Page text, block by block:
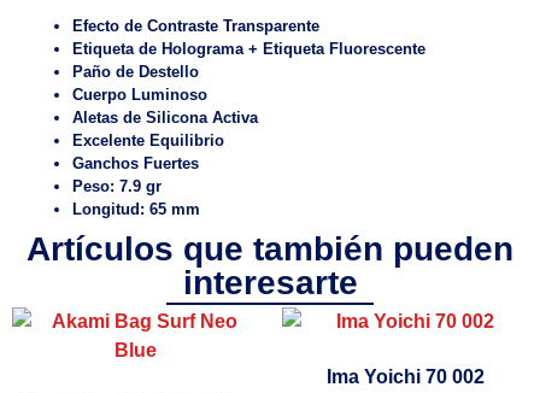
Efecto de Contraste Transparente
Etiqueta de Holograma + Etiqueta Fluorescente
Paño de Destello
Cuerpo Luminoso
Aletas de Silicona Activa
Excelente Equilibrio
Ganchos Fuertes
Peso: 7.9 gr
Longitud: 65 mm
Artículos que también pueden
interesarte
Ima Yoichi 70 002